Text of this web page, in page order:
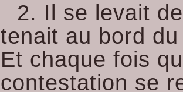
2. Il se levait
tenait au bord
Et chaque fois
contestation se